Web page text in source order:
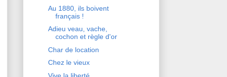
Au 1880, ils boivent
français !
Adieu veau, vache,
cochon et règle d'or
Char de location
Chez le vieux
Vive la liberté